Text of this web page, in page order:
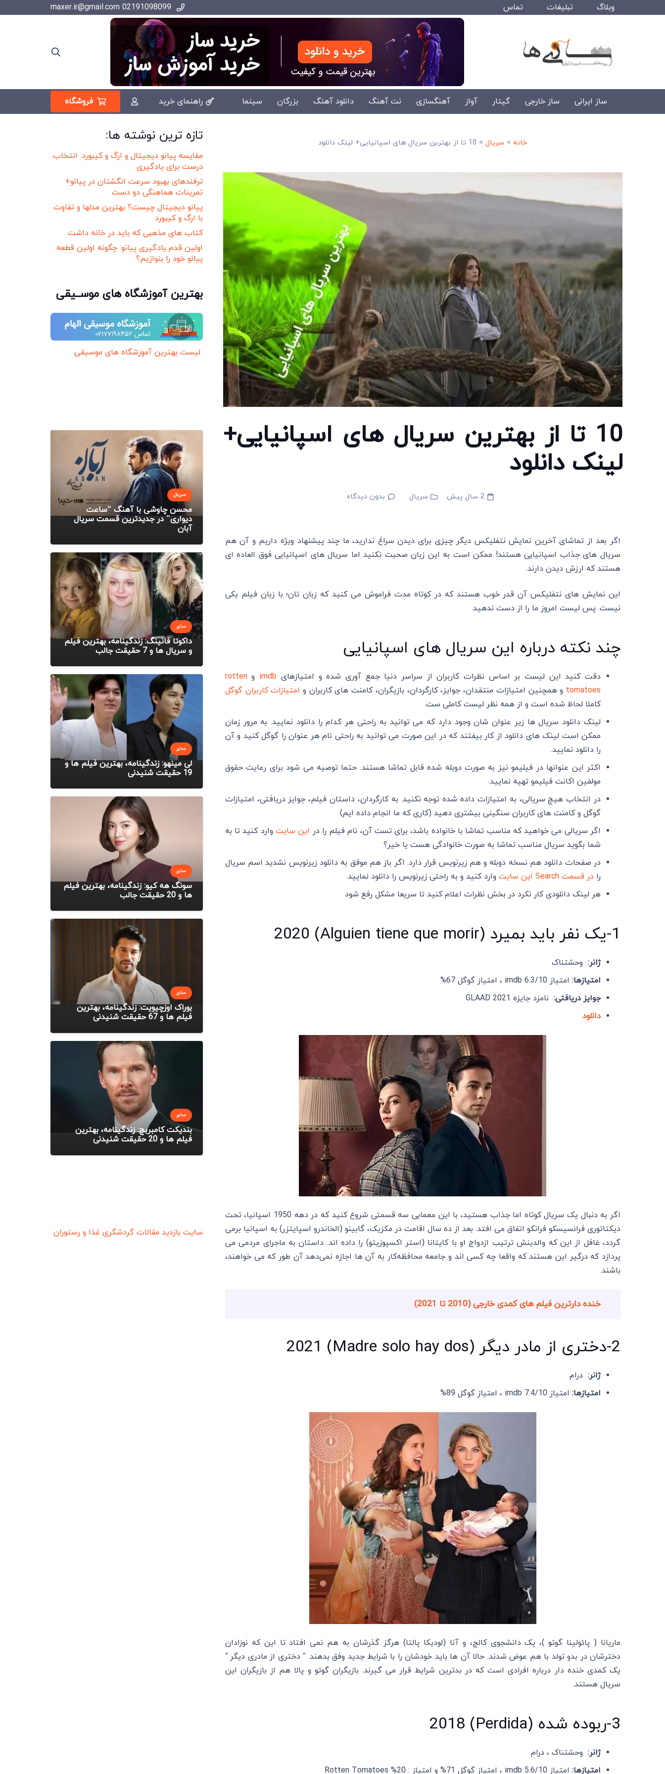
وبلاگ تبلیغات تماس
ساز ایرانی ساز خارجی گیتار آواز آهنگسازی نت آهنگ دانلود آهنگ بزرگان سینما راهنمای خرید فروشگاه
خانه > سریال> 10 تا از بهترین سریال های اسپانیایی+ لینک دانلود
10 تا از بهترین سریال های اسپانیایی+
لینک دانلود
2 سال پیش سریال بدون دیدگاه
اگر بعد از تماشای آخرین نمایش نتفلیکس دیگر چیزی برای دیدن سراغ ندارید، ما چند پیشنهاد ویژه داریم و آن هم
سریال های جذاب اسپانیایی هستند! ممکن است به این زبان صحبت نکنید اما سریال های اسپانیایی فوق العاده ای
هستند که ارزش دیدن دارند.
این نمایش‌ های نتفلیکس آن قدر خوب هستند که در کوتاه ‌مدت فراموش می کنید که زبان تان؛ با زبان فیلم یکی
نیست. پس لیست امروز ما را از دست ندهید.
چند نکته درباره این سریال های اسپانیایی
دقت کنید این لیست بر اساس نظرات کاربران از سراسر دنیا جمع آوری شده و امتیازهای imdb وrotten
tomatoes و همچنین امتیازات منتقدان، جوایز، کارگردان، بازیگران، کامنت های کاربران و امتیازات کاربران گوگل
کاملا لحاظ شده است و از همه نظر لیست کاملی ست.
لینک دانلود سریال ها زیر عنوان شان وجود دارد که می توانید به راحتی هر کدام را دانلود نمایید. به مرور زمان
ممکن است لینک های دانلود از کار بیفتند که در این صورت می توانید به راحتی نام هر عنوان را گوگل کنید و آن
را دانلود نمایید.
اکثر این عنوانها در فیلیمو نیز به صورت دوبله شده قابل تماشا هستند. حتما توصیه می شود برای رعایت حقوق
مولفین اکانت فیلیمو تهیه نمایید.
در انتخاب هیچ سریالی، به امتیازات داده شده توجه نکنید. به کارگردان، داستان فیلم، جوایز دریافتی، امتیازات
گوگل و کامنت های کاربران سنگینی بیشتری دهید (کاری که ما انجام داده ایم)
اگر سریالی می خواهید که مناسب تماشا با خانواده باشد، برای تست آن، نام فیلم را در این سایت وارد کنید تا به
شما بگوید سریال مناسب تماشا به صورت خانوادگی هست یا خیر؟
در صفحات دانلود هم نسخه دوبله و هم زیرنویس قرار دارد. اگر باز هم موفق به دانلود زیرنویس نشدید اسم سریال
را در قسمت Search این سایت
وارد کنید و به راحتی زیرنویس را دانلود نمایید.
هر لینک دانلودی کار نکرد در بخش نظرات اعلام کنید تا سریعا مشکل رفع شود
1-یک نفر باید بمیرد (Alguien tiene que morir) 2020
ژانر: وحشتناک
امتیازها: امتیاز imdb 6.3/10 ، امتیاز گوگل 67%
جوایز دریافتی: نامزد جایزه GLAAD 2021
دانلود
اگر به دنبال یک سریال کوتاه اما جذاب هستید، با این معمایی سه قسمتی شروع کنید که در دهه 1950 اسپانیا، تحت
دیکتاتوری فرانسیسکو فرانکو اتفاق می ‌افتد. بعد از ده سال اقامت در مکزیک، گابینو (الخاندرو اسپایتزر) به اسپانیا برمی
گردد، غافل از این که والدینش ترتیب ازدواج او با کایتانا (استر اکسپوزیتو) را داده اند. داستان به ماجرای مردمی می
پردازد که درگیر این هستند که واقعا چه کسی اند و جامعه محافظه‌کار به آن ها اجازه نمی‌دهد آن طور که می خواهند،
باشند.
خنده دارترین فیلم های کمدی خارجی (2010 تا 2021)
2-دختری از مادر دیگر (Madre solo hay dos) 2021
ژانر: درام
امتیازها: امتیاز imdb 7.4/10 ، امتیاز گوگل 89%
ماریانا ( پائولینا گوتو )، یک دانشجوی کالج، و آنا (لودیکا پالتا) هرگز گذرشان به هم نمی افتاد تا این که نوزادان
دخترشان در بدو تولد با هم عوض شدند. حالا آن ها باید خودشان را با شرایط جدید وفق بدهند. ” دختری از مادری دیگر ”
یک کمدی خنده‌ دار درباره افرادی است که در بدترین شرایط قرار می گیرند. بازیگران گوتو و پالا هم از بازیگران این
سریال هستند.
3-ربوده شده (Perdida) 2018
ژانر: وحشتناک ، درام
امتیازها: امتیاز imdb 5.6/10 ، امتیاز گوگل 71% و امتیاز : 20% Rotten Tomatoes
تازه ترین نوشته ها:
مقایسه پیانو دیجیتال و ارگ و کیبورد: انتخاب
درست برای یادگیری
ترفندهای بهبود سرعت انگشتان در پیانو+
تمرینات هماهنگی دو دست
پیانو دیجیتال چیست؟ بهترین مدلها و تفاوت
با ارگ و کیبورد
کتاب های مذهبی که باید در خانه داشت
اولین قدم یادگیری پیانو: چگونه اولین قطعه
پیانو خود را بنوازیم؟
بهترین آموزشگاه های موســیقی
لیست بهترین آموزشگاه های موسیقی
سریال
محسن چاوشی با آهنگ “ساعت
دیواری” در جدیدترین قسمت سریال
آبان
سایر
داکوتا فانینگ: زندگینامه، بهترین فیلم
و سریال ها و 7 حقیقت جالب
سایر
لی مینهو: زندگینامه، بهترین فیلم ها و
19 حقیقت شنیدنی
سایر
سونگ هه کیو: زندگینامه، بهترین فیلم
ها و 20 حقیقت جالب
سایر
بوراک اوزچیویت: زندگینامه، بهترین
فیلم ها و 67 حقیقت شنیدنی
سایر
بندیکت کامبربچ: زندگینامه، بهترین
فیلم ها و 20 حقیقت شنیدنی
سایت بازدید مقالات گردشگری غذا و رستوران